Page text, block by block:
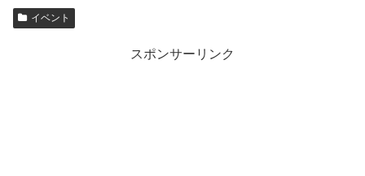
イベント
スポンサーリンク